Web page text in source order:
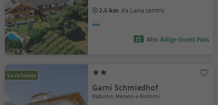
2.6 km da Lana centro
Alto Adige Guest Pass
Su richiesta
Garni Schmiedhof
Naturno, Merano e dintorni